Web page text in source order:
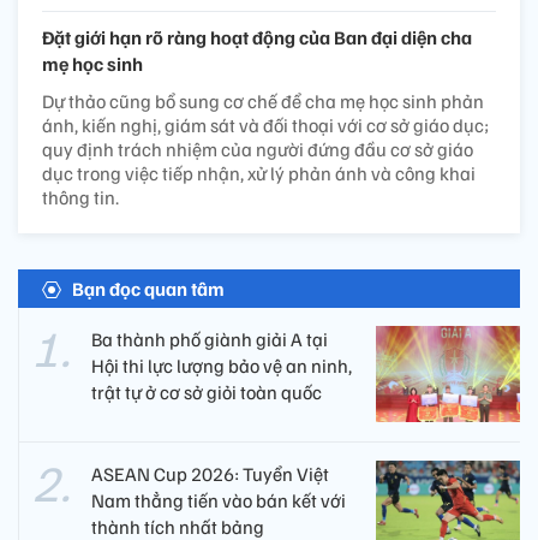
Đặt giới hạn rõ ràng hoạt động của Ban đại diện cha
mẹ học sinh
Dự thảo cũng bổ sung cơ chế để cha mẹ học sinh phản
ánh, kiến nghị, giám sát và đối thoại với cơ sở giáo dục;
quy định trách nhiệm của người đứng đầu cơ sở giáo
dục trong việc tiếp nhận, xử lý phản ánh và công khai
thông tin.
Bạn đọc quan tâm
Ba thành phố giành giải A tại
Hội thi lực lượng bảo vệ an ninh,
trật tự ở cơ sở giỏi toàn quốc
ASEAN Cup 2026: Tuyển Việt
Nam thẳng tiến vào bán kết với
thành tích nhất bảng